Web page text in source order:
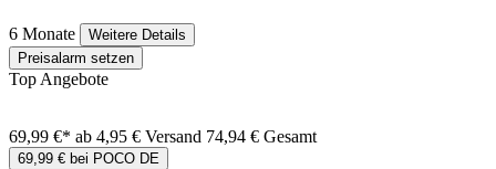
6 Monate
Weitere Details
Preisalarm setzen
Top Angebote
69,99 €* ab 4,95 € Versand 74,94 € Gesamt
69,99 € bei POCO DE